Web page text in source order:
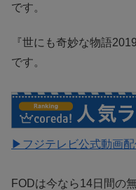
です。
『世にも奇妙な物語
です。
▶フジテレビ公式動画配
FODは今なら14日間の